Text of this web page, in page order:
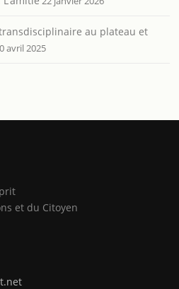
au plateau et
avril 2025
et du Citoyen